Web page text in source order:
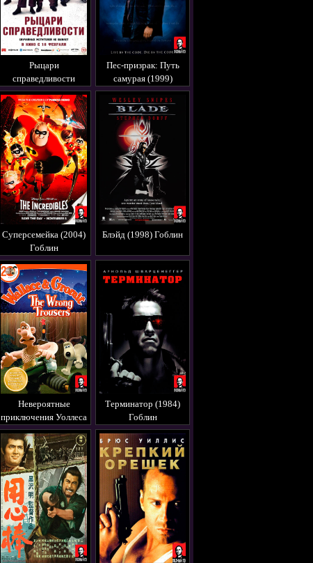
Рыцари
справедливости
(2020) Перевод
Гоблина
Пес-призрак: Путь
самурая (1999)
Гоблин
Суперсемейка (2004)
Гоблин
Блэйд (1998) Гоблин
Невероятные
приключения Уоллеса
и Громита (2001)
Гоблин
Терминатор (1984)
Гоблин